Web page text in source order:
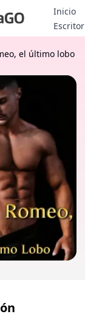
Inicio
Escritor
el último lobo